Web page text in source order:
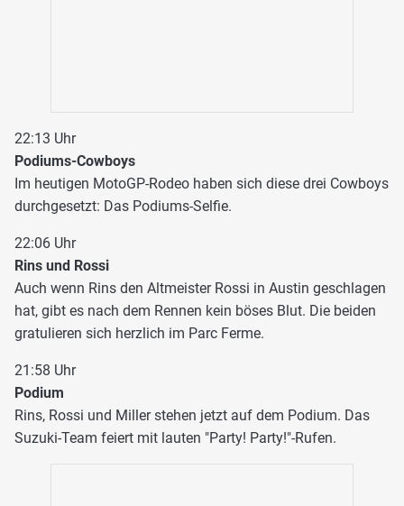
22:13 Uhr
Podiums-Cowboys
Im heutigen MotoGP-Rodeo haben sich diese drei Cowboys
durchgesetzt: Das Podiums-Selfie.
22:06 Uhr
Rins und Rossi
Auch wenn Rins den Altmeister Rossi in Austin geschlagen
hat, gibt es nach dem Rennen kein böses Blut. Die beiden
gratulieren sich herzlich im Parc Ferme.
21:58 Uhr
Podium
Rins, Rossi und Miller stehen jetzt auf dem Podium. Das
Suzuki-Team feiert mit lauten "Party! Party!"-Rufen.